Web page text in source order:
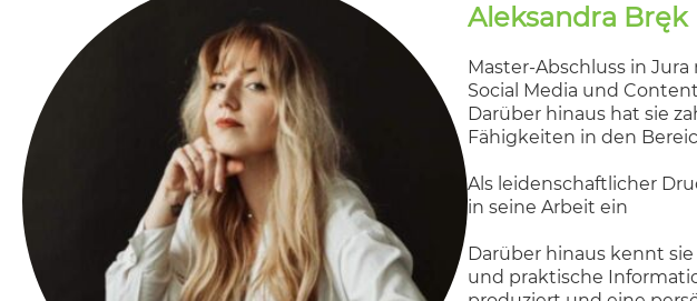
Aleksandra Bręk
Master-Abschluss in
Social Media und
Darüber hinaus hat sie
Fähigkeiten in den
Als leidenschaftlicher
in seine Arbeit ein
Darüber hinaus kennt
und praktische